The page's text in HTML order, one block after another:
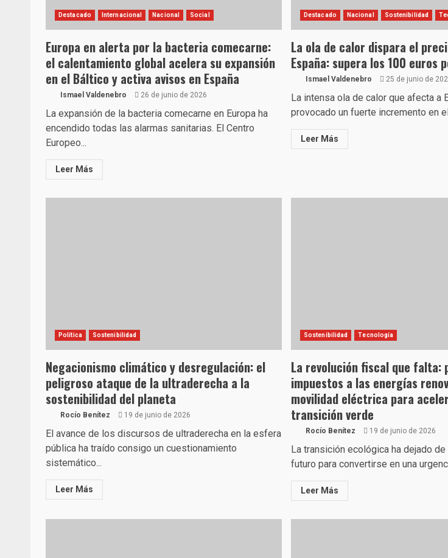
Destacado Internacional Nacional Social
Europa en alerta por la bacteria comecarne:
el calentamiento global acelera su expansión
en el Báltico y activa avisos en España
Ismael Valdenebro 26 de junio de 2026
La expansión de la bacteria comecarne en Europa ha
encendido todas las alarmas sanitarias. El Centro
Europeo...
Leer Más
Destacado Nacional Sostenibilidad
La ola de calor dispara el
España: supera los 100 euros
Ismael Valdenebro 25 de junio de
La intensa ola de calor que afecta a
provocado un fuerte incremento en
Leer Más
Política Sostenibilidad
Negacionismo climático y desregulación: el
peligroso ataque de la ultraderecha a la
sostenibilidad del planeta
Rocío Benítez 19 de junio de 2026
El avance de los discursos de ultraderecha en la esfera
pública ha traído consigo un cuestionamiento
sistemático...
Leer Más
Sostenibilidad Tecnología
La revolución fiscal que falta:
impuestos a las energías
movilidad eléctrica para
transición verde
Rocío Benítez 19 de junio de 2026
La transición ecológica ha dejado
futuro para convertirse en una
Leer Más